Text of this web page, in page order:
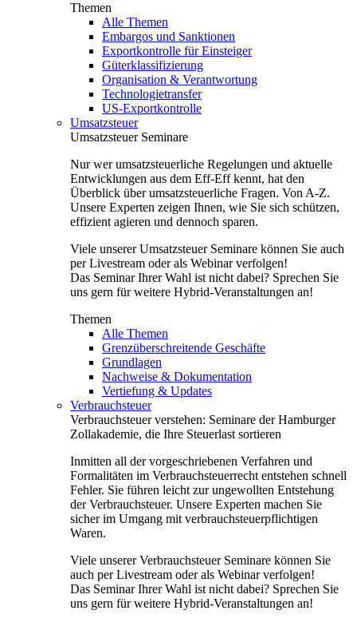
Themen
Alle Themen
Embargos und Sanktionen
Exportkontrolle für Einsteiger
Güterklassifizierung
Organisation & Verantwortung
Technologietransfer
US-Exportkontrolle
Umsatzsteuer
Umsatzsteuer Seminare
Nur wer umsatzsteuerliche Regelungen und aktuelle
Entwicklungen aus dem Eff-Eff kennt, hat den
Überblick über umsatzsteuerliche Fragen. Von A-Z.
Unsere Experten zeigen Ihnen, wie Sie sich schützen,
effizient agieren und dennoch sparen.
Viele unserer Umsatzsteuer Seminare können Sie auch
per Livestream oder als Webinar verfolgen!
Das Seminar Ihrer Wahl ist nicht dabei? Sprechen Sie
uns gern für weitere Hybrid-Veranstaltungen an!
Themen
Alle Themen
Grenzüberschreitende Geschäfte
Grundlagen
Nachweise & Dokumentation
Vertiefung & Updates
Verbrauchsteuer
Verbrauchsteuer verstehen: Seminare der Hamburger
Zollakademie, die Ihre Steuerlast sortieren
Inmitten all der vorgeschriebenen Verfahren und
Formalitäten im Verbrauchsteuerrecht entstehen schnell
Fehler. Sie führen leicht zur ungewollten Entstehung
der Verbrauchsteuer. Unsere Experten machen Sie
sicher im Umgang mit verbrauchsteuerpflichtigen
Waren.
Viele unserer Verbrauchsteuer Seminare können Sie
auch per Livestream oder als Webinar verfolgen!
Das Seminar Ihrer Wahl ist nicht dabei? Sprechen Sie
uns gern für weitere Hybrid-Veranstaltungen an!